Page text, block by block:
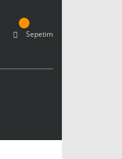
Sepetim